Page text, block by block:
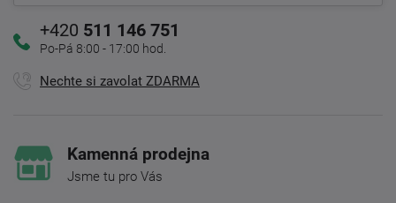
+420 511 146 751
Po-Pá 8:00 - 17:00 hod.
Nechte si zavolat ZDARMA
Kamenná prodejna
Jsme tu pro Vás